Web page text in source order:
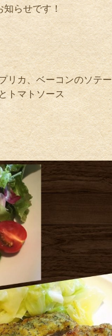
知らせです！
リカ、ベーコンのソテー
トマトソース